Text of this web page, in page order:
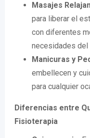
Masajes
para liberar el
con diferentes
necesidades del
Manicuras y
embellecen y
para cualquier
Diferencias entre
Fisioterapia